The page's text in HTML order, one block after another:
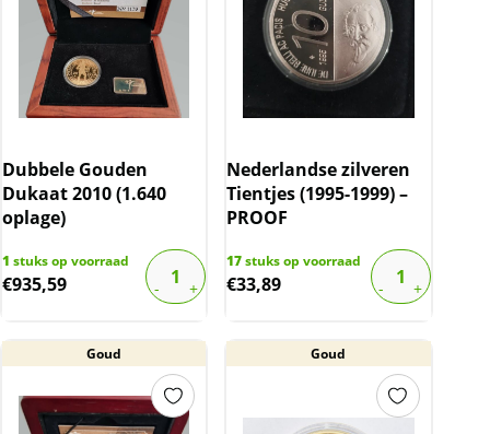
Dubbele Gouden
Dukaat 2010 (1.640
oplage)
1 stuks op voorraad
€935,59
Nederlandse zilveren
Tientjes (1995-1999) –
PROOF
17stuks op voorraad
€33,89
Goud Goud